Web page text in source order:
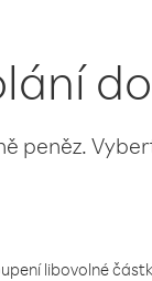
peněz.
libovolné